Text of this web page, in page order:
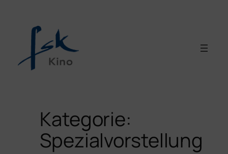
springen
Kategorie:
Spezialvorstellung